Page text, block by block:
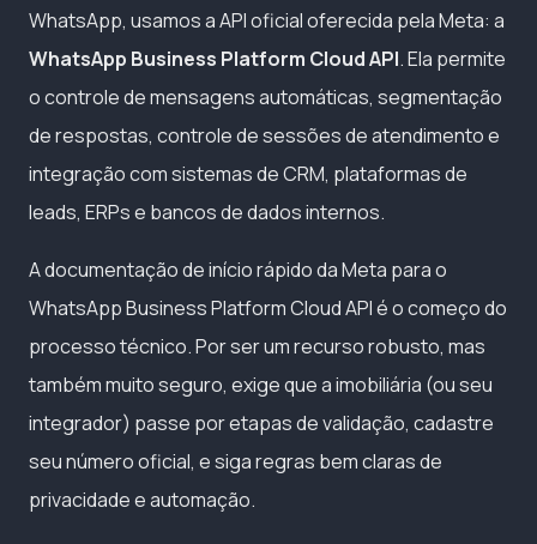
WhatsApp, usamos a API oficial oferecida pela Meta: a
WhatsApp Business Platform Cloud API. Ela permite
o controle de mensagens automáticas, segmentação
de respostas, controle de sessões de atendimento e
integração com sistemas de CRM, plataformas de
leads, ERPs e bancos de dados internos.
A documentação de início rápido da Meta para o
WhatsApp Business Platform Cloud API é o começo do
processo técnico. Por ser um recurso robusto, mas
também muito seguro, exige que a imobiliária (ou seu
integrador) passe por etapas de validação, cadastre
seu número oficial, e siga regras bem claras de
privacidade e automação.